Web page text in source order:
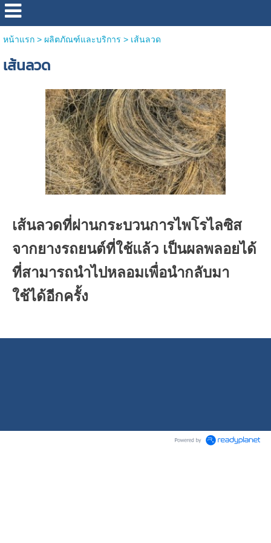
หน้าแรก> ผลิตภัณฑ์และบริการ > เส้นลวด
เส้นลวด
เส้นลวดที่ผ่านกระบวนการไพโรไลซิส
จากยางรถยนต์ที่ใช้แล้ว เป็นผลพลอยได้
ที่สามารถนำไปหลอมเพื่อนำกลับมา
ใช้ได้อีกครั้ง